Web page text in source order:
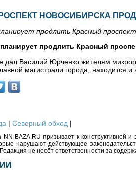
НОВОСИБИРСКА
продлить Красный
продлить Красный
дал Василий Юрченко жителям
магистрали города, находится
| Северный обход |
NN-BAZA.RU призывает к конструктивной
нарушают действующее
не несёт ответственности за